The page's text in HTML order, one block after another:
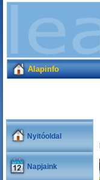
Alapinfo
Nyitóoldal
Napjaink